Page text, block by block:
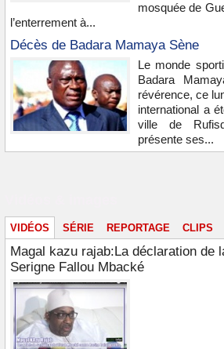
mosquée de
l’enterrement à...
Décès de Badara Mamaya Sène
Le monde
Badara
révérence, ce
international a
ville de
présente ses...
VIDÉOS SÉRIE REPORTAGE CLIPS
Magal kazu rajab:La déclaration de
Serigne Fallou Mbacké